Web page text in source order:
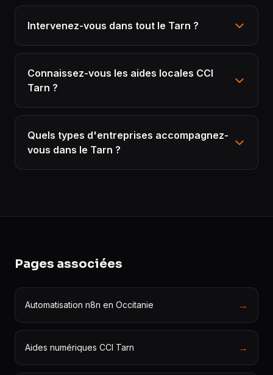
Intervenez-vous dans tout le Tarn ?
Connaissez-vous les aides locales CCI
Tarn ?
Quels types d'entreprises accompagnez-
vous dans le Tarn ?
Pages associées
Automatisation n8n en Occitanie →
Aides numériques CCI Tarn →